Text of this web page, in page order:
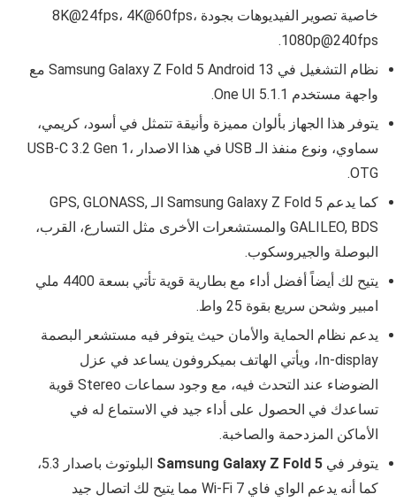
خاصية تصوير الفيديوهات بجودة 8K@24fps، 4K@60fps،
1080p@240fps.
نظام التشغيل في Samsung Galaxy Z Fold 5 Android 13 مع
واجهة مستخدم One UI 5.1.1.
يتوفر هذا الجهاز بألوان مميزة وأنيقة تتمثل في أسود، كريمي،
سماوي، ونوع منفذ الـ USB في هذا الاصدار USB-C 3.2 Gen 1،
OTG.
كما يدعم Samsung Galaxy Z Fold 5 الـ GPS, GLONASS,
GALILEO, BDS والمستشعرات الأخرى مثل التسارع، القرب،
البوصلة والجيروسكوب.
يتيح لك أيضاً أفضل أداء مع بطارية قوية تأتي بسعة 4400 ملي
امبير وشحن سريع بقوة 25 واط.
يدعم نظام الحماية والأمان حيث يتوفر فيه مستشعر البصمة
In-display، ويأتي الهاتف بميكروفون يساعد في عزل
الضوضاء عند التحدث فيه، مع وجود سماعات Stereo قوية
تساعدك في الحصول على أداء جيد في الاستماع له في
الأماكن المزدحمة والصاخبة.
يتوفر في Samsung Galaxy Z Fold 5
البلوتوث باصدار 5.3،
كما أنه يدعم الواي فاي Wi-Fi 7 مما يتيح لك اتصال جيد